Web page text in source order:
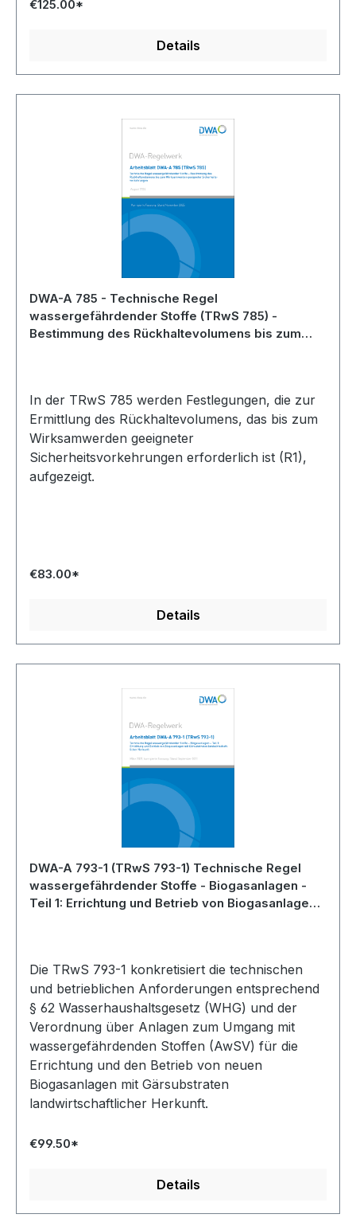
€125.00*
Details
DWA-A 785 - Technische Regel
wassergefährdender Stoffe (TRwS 785) -
Bestimmung des Rückhaltevolumens bis zum
In der TRwS 785 werden Festlegungen, die zur
Ermittlung des Rückhaltevolumens, das bis zum
Wirksamwerden geeigneter
Sicherheitsvorkehrungen erforderlich ist (R1),
aufgezeigt.
€83.00*
Details
DWA-A 793-1 (TRwS 793-1) Technische Regel
wassergefährdender Stoffe - Biogasanlagen -
Teil 1: Errichtung und Betrieb von Biogasanlagen
Die TRwS 793-1 konkretisiert die technischen
und betrieblichen Anforderungen entsprechend
§ 62 Wasserhaushaltsgesetz (WHG) und der
Verordnung über Anlagen zum Umgang mit
wassergefährdenden Stoffen (AwSV) für die
Errichtung und den Betrieb von neuen
Biogasanlagen mit Gärsubstraten
landwirtschaftlicher Herkunft.
€99.50*
Details